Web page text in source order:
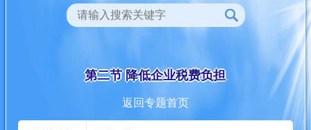
第二节 降低企业税费负担
返回专题首页